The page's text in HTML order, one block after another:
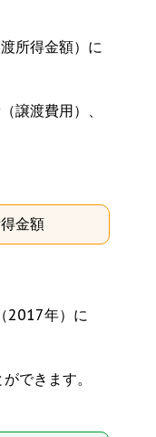
所得金額）に
譲渡費用）、
金額
2017年）に
できます。